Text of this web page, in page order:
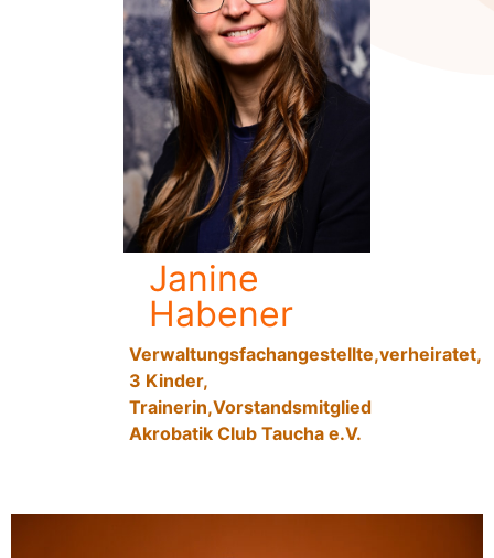
Janine
Habener
Verwaltungsfachangestellte,verheiratet,
3 Kinder,
Trainerin,Vorstandsmitglied
Akrobatik Club Taucha e.V.